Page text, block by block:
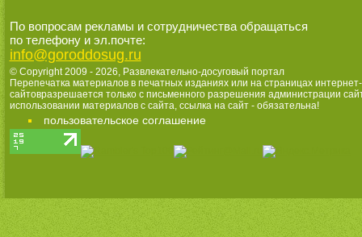
По вопросам рекламы и сотрудничества обращаться
по телефону и эл.почте:
info@goroddosug.ru
© Copyright 2009 - 2026, Развлекательно-досуговый портал
Перепечатка материалов в печатных изданиях или на страницах интернет-
сайтовразрешается только с письменного разрешения администрации
использовании материалов с сайта, ссылка на сайт - обязательна!
пользовательское соглашение